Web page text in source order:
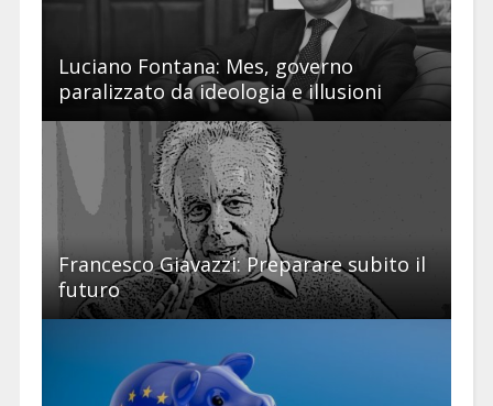
Luciano Fontana: Mes, governo
paralizzato da ideologia e illusioni
Francesco Giavazzi: Preparare subito il
futuro